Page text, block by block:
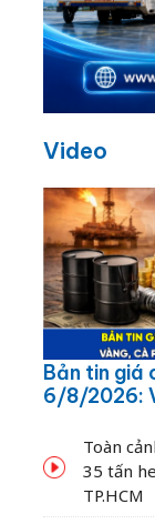
Video
Bản tin giá
6/8/2026:
Toàn
35 tấn
TP.HCM